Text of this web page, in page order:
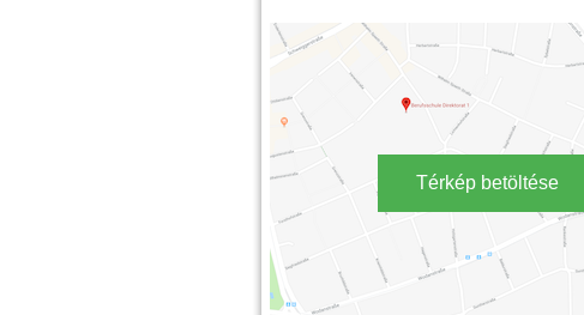
Térkép betöltése